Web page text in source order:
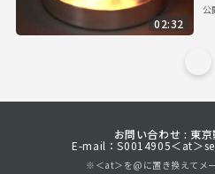
02:32
公
お問い合わせ : 東
E-mail：S0014905＜at＞
※＜at＞を@に置き換えてメ